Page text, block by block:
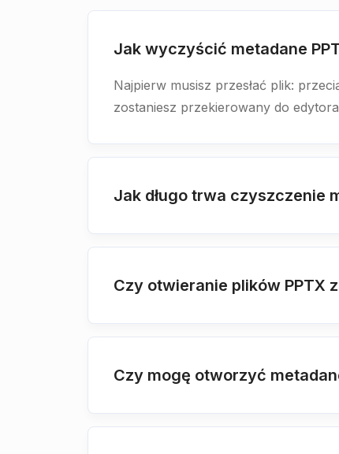
Jak wyczyścić metadane
Najpierw musisz przesłać plik:
zostaniesz przekierowany do
Jak długo trwa czyszczenie
Czy otwieranie plików PPTX
Czy mogę otworzyć